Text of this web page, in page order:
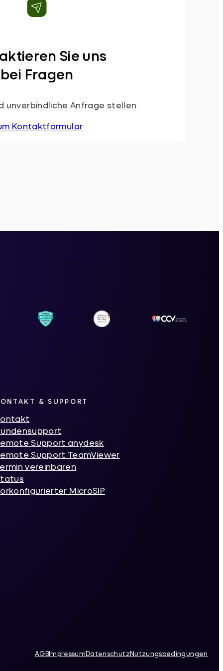
Sie uns
bei Fragen
unverbindliche Anfrage stellen
Kontaktformular
& SUPPORT
Support anydesk
Support TeamViewer
vereinbaren
MicroSIP
AGBImpressumDatenschutzNutzungsbedingungen